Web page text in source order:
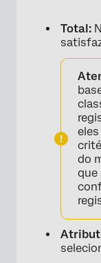
Total:
do
que